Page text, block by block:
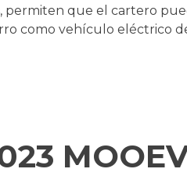
permiten que el cartero
como vehículo eléctrico